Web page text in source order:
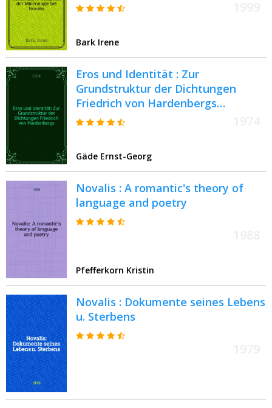
Bark Irene
Eros und Identität : Zur
Grundstruktur der Dichtungen
Friedrich von Hardenbergs
(Novalis)
Gäde Ernst-Georg
Novalis : A romantic's theory of
language and poetry
Pfefferkorn Kristin
Novalis : Dokumente seines Lebens
u. Sterbens